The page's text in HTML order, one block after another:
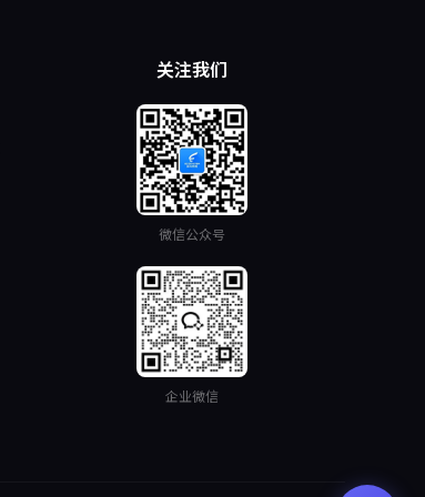
关注我们
微信公众号
企业微信